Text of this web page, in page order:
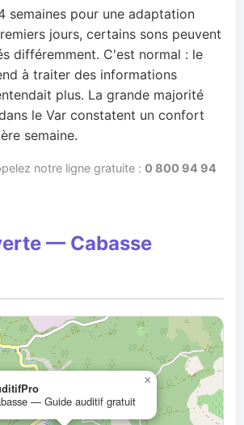
semaines pour une adaptation
jours, certains sons peuvent
différemment. C'est normal : le
à traiter des informations
plus. La grande majorité
le Var constatent un confort
semaine.
notre ligne gratuite : 0 800 94 94
— Cabasse
— Guide auditif gratuit
×